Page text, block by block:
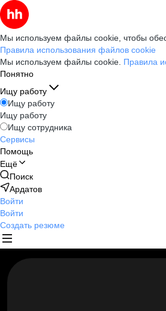
Мы используем файлы cookie, чтобы
Правила использования файлов cookie
Мы используем файлы cookie. Правила
Понятно
Ищу работу
Ищу работу
Ищу работу
Ищу сотрудника
Сервисы
Помощь
Ещё
Поиск
Ардатов
Войти
Войти
Создать резюме